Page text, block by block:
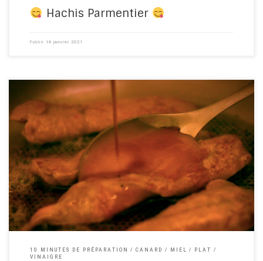
Hachis Parmentier
Publié 16 janvier 2021
Comment cuisiner les aiguillettes de canard ? Voici un plat simple
et savoureux, que vous ferez en quelques minutes, avec
simplement du miel, du vinaigre, du sel, du poivre, et des
aiguillettes, bien sûr !
10 MINUTES DE PRÉPARATION CANARD MIEL
PLAT
VINAIGRE